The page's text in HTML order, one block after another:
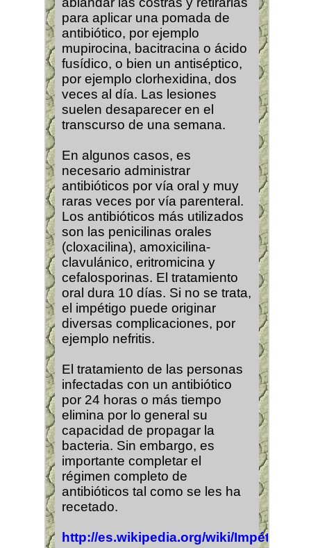
para aplicar una pomada de
antibiótico, por ejemplo
mupirocina, bacitracina o ácido
fusídico, o bien un antiséptico,
por ejemplo clorhexidina, dos
veces al día. Las lesiones
suelen desaparecer en el
transcurso de una semana.
En algunos casos, es
necesario administrar
antibióticos por vía oral y muy
raras veces por vía parenteral.
Los antibióticos más utilizados
son las penicilinas orales
(cloxacilina), amoxicilina-
clavulánico, eritromicina y
cefalosporinas. El tratamiento
oral dura 10 días. Si no se trata,
el impétigo puede originar
diversas complicaciones, por
ejemplo nefritis.
El tratamiento de las personas
infectadas con un antibiótico
por 24 horas o más tiempo
elimina por lo general su
capacidad de propagar la
bacteria. Sin embargo, es
importante completar el
régimen completo de
antibióticos tal como se les ha
recetado.
http://es.wikipedia.org/wiki/Impétigo